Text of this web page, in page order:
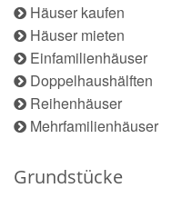
Häuser kaufen
Häuser mieten
Einfamilienhäuser
Doppelhaushälften
Reihenhäuser
Mehrfamilienhäuser
Grundstücke